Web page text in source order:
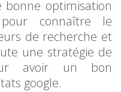
bonne optimisation
connaître le
de recherche et
une stratégie de
avoir un bon
google.